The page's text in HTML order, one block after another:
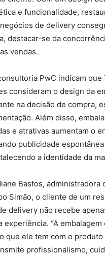
e funcionalidade,
de delivery
destacar-se da
vendas.
PwC indicam que
consideram o design da
na decisão de compra,
Além disso,
e atrativas aumentam o
publicidade
a identidade da
Bastos, administradora
Simão, o cliente de um
delivery não recebe
experiência. “A
que ele tem com o produto
profissionalismo,